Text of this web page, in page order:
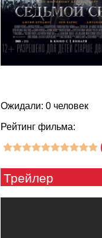
Ожидали: 0 человек
Рейтинг фильма:
Трейлер